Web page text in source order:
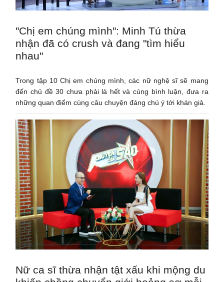
"Chị em chúng mình": Minh Tú thừa
nhận đã có crush và đang "tìm hiểu
nhau"
Trong tập 10 Chị em chúng mình, các nữ nghệ sĩ sẽ mang
đến chủ đề 30 chưa phải là hết và cùng bình luận, đưa ra
những quan điểm cùng câu chuyện đáng chú ý tới khán giả.
Nữ ca sĩ thừa nhận tật xấu khi mộng du